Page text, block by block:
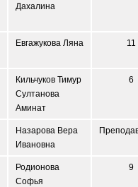
Дахалина
Евгажукова Ляна 11
Кильчуков Тимур
Султанова
Аминат
6
Назарова Вера
Ивановна
Родионова
Софья
9